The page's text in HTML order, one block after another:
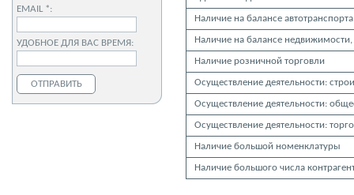
EMAIL *:
УДОБНОЕ ДЛЯ ВАС ВРЕМЯ:
Наличие на балансе автотранспорта
Наличие на балансе
Наличие розничной торговли
Осуществление деятельности:
Осуществление деятельности:
Осуществление деятельности:
Наличие большой номенклатуры
Наличие большого числа